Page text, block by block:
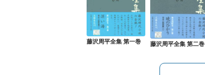
藤沢周平全集 第一巻 藤沢周平全集 第二巻